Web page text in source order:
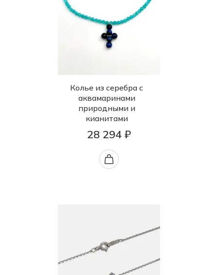
Колье из серебра с
аквамаринами
природными и
кианитами
28 294 ₽